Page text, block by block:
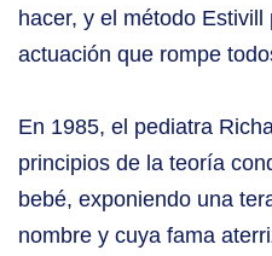
hacer, y el método
actuación que rompe
En 1985, el pediatra
principios de la teoría
bebé, exponiendo una
nombre y cuya fama